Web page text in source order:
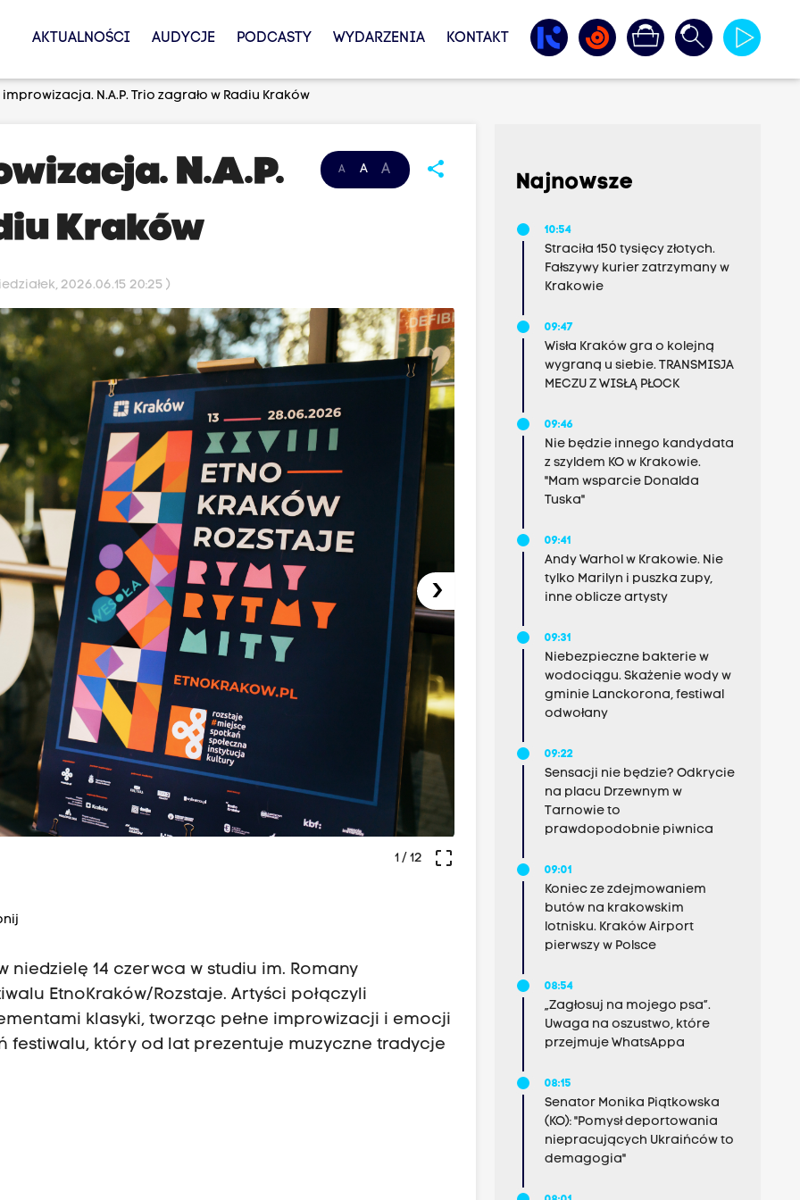
AKTUALNOŚCI AUDYCJE PODCASTY WYDARZENIA KONTAKT
N.A.P. Trio zagrało w Radiu Kraków
A A A share
N.A.P.
Kraków
2026.06.15 20:25 )
›
crop_free
1/ 12
niedzielę 14 czerwca w studiu im. Romany
EtnoKraków/Rozstaje. Artyści połączyli
klasyki, tworząc pełne improwizacji i emocji
festiwalu, który od lat prezentuje muzyczne tradycje
Najnowsze
10:54
Straciła 150 tysięcy złotych.
Fałszywy kurier zatrzymany w
Krakowie
09:47
Wisła Kraków gra o kolejną
wygraną u siebie. TRANSMISJA
MECZU Z WISŁĄ PŁOCK
09:46
Nie będzie innego kandydata
z szyldem KO w Krakowie.
"Mam wsparcie Donalda
Tuska"
09:41
Andy Warhol w Krakowie. Nie
tylko Marilyn i puszka zupy,
inne oblicze artysty
09:31
Niebezpieczne bakterie w
wodociągu. Skażenie wody w
gminie Lanckorona, festiwal
odwołany
09:22
Sensacji nie będzie? Odkrycie
na placu Drzewnym w
Tarnowie to
prawdopodobnie piwnica
09:01
Koniec ze zdejmowaniem
butów na krakowskim
lotnisku. Kraków Airport
pierwszy w Polsce
08:54
„Zagłosuj na mojego psa”.
Uwaga na oszustwo, które
przejmuje WhatsAppa
08:15
Senator Monika Piątkowska
(KO): "Pomysł deportowania
niepracujących Ukraińców to
demagogia"